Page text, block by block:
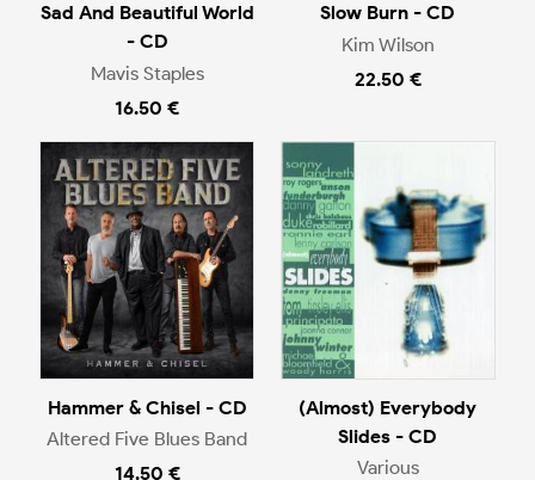
Sad And Beautiful World
- CD
Mavis Staples
16.50 €
Slow Burn - CD
Kim Wilson
22.50 €
Hammer & Chisel - CD
Altered Five Blues Band
14.50 €
(Almost) Everybody
Slides - CD
Various